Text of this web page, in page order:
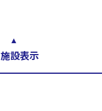
施設表示